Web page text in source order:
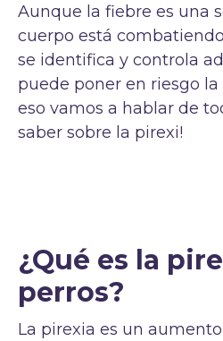
Aunque la fiebre es una
cuerpo está
se identifica y controla
puede poner en riesgo la
eso vamos a hablar de
saber sobre la pirexi!
¿Qué es la
perros?
La pirexia es un